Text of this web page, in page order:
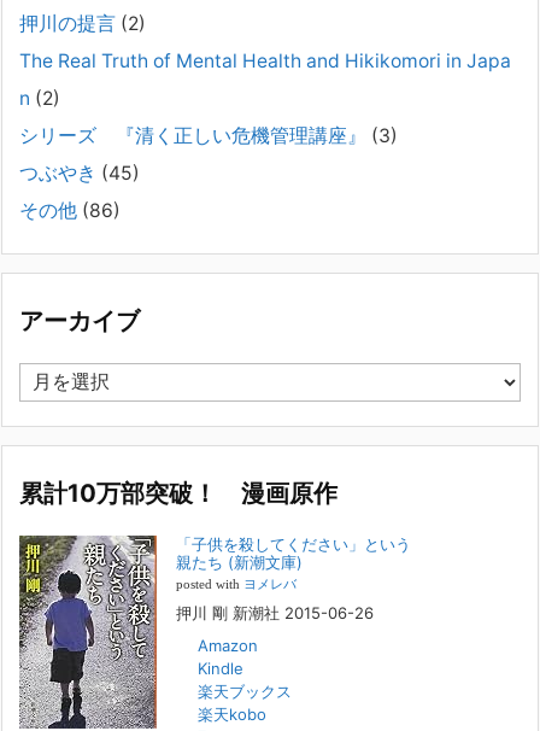
#041 将来を案じる「きょうだい」必見②きょうだ
で困っている方へ
2025年8月11日
長年問題解決に至らない家族のパターンのうち、弊社の相談で多い事例
景・特徴続きをみる
集英社オンラインのインタビューを受けました。「漫
画といえば集英社！」というく…
2023年3月1日
集英社オンラインのインタビューを受けました。「漫画といえば集英
社！」というくらいの大御所が、「子供を殺してくださいという親た
名誉です。h[...]
若年層の子供の問題
『「子供を殺してください」という親たち』では、先月まで、10代の対
象者をテーマにした回、「ケース19 奴隷化する親たち」をお送りして
いました。こちらは、最終話をコミックバンチWebで読むことができま
す[...]
FBS福岡放送『目撃者f』出演情報
2022年2月27日
押川の提言 (2)
The Real Truth of Mental Health and Hikikomori in Japa
n (2)
シリーズ 『清く正しい危機管理講座』
(3)
つぶやき (45)
その他 (86)
アーカイブ
ー
カ
ブ
累計10万部突破！ 漫画原作
「子供を殺してください」という
親たち (新潮文庫)
posted with ヨメレバ
押川 剛 新潮社 2015-06-26
Amazon
Kindle
楽天ブックス
楽天kobo